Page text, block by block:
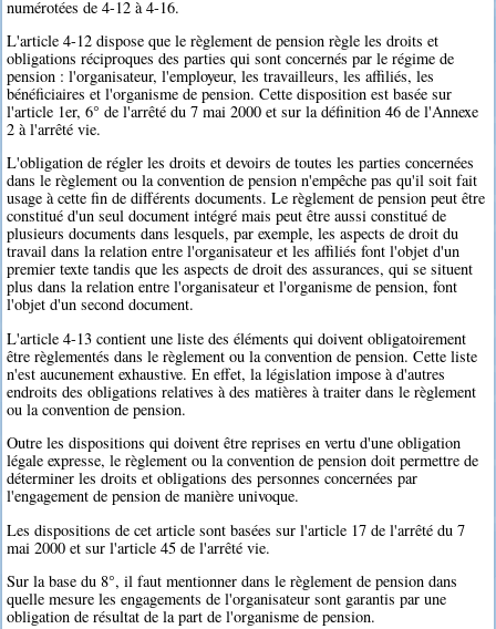
numérotées de 4-12 à 4-16.
L'article 4-12 dispose que le règlement de pension règle les droits et
obligations réciproques des parties qui sont concernés par le régime de
pension : l'organisateur, l'employeur, les travailleurs, les affiliés, les
bénéficiaires et l'organisme de pension. Cette disposition est basée sur
l'article 1er, 6° de l'arrêté du 7 mai 2000 et sur la définition 46 de l'Annexe
2 à l'arrêté vie.
L'obligation de régler les droits et devoirs de toutes les parties concernées
dans le règlement ou la convention de pension n'empêche pas qu'il soit fait
usage à cette fin de différents documents. Le règlement de pension peut être
constitué d'un seul document intégré mais peut être aussi constitué de
plusieurs documents dans lesquels, par exemple, les aspects de droit du
travail dans la relation entre l'organisateur et les affiliés font l'objet d'un
premier texte tandis que les aspects de droit des assurances, qui se situent
plus dans la relation entre l'organisateur et l'organisme de pension, font
l'objet d'un second document.
L'article 4-13 contient une liste des éléments qui doivent obligatoirement
être règlementés dans le règlement ou la convention de pension. Cette liste
n'est aucunement exhaustive. En effet, la législation impose à d'autres
endroits des obligations relatives à des matières à traiter dans le règlement
ou la convention de pension.
Outre les dispositions qui doivent être reprises en vertu d'une obligation
légale expresse, le règlement ou la convention de pension doit permettre de
déterminer les droits et obligations des personnes concernées par
l'engagement de pension de manière univoque.
Les dispositions de cet article sont basées sur l'article 17 de l'arrêté du 7
mai 2000 et sur l'article 45 de l'arrêté vie.
Sur la base du 8°, il faut mentionner dans le règlement de pension dans
quelle mesure les engagements de l'organisateur sont garantis par une
obligation de résultat de la part de l'organisme de pension.